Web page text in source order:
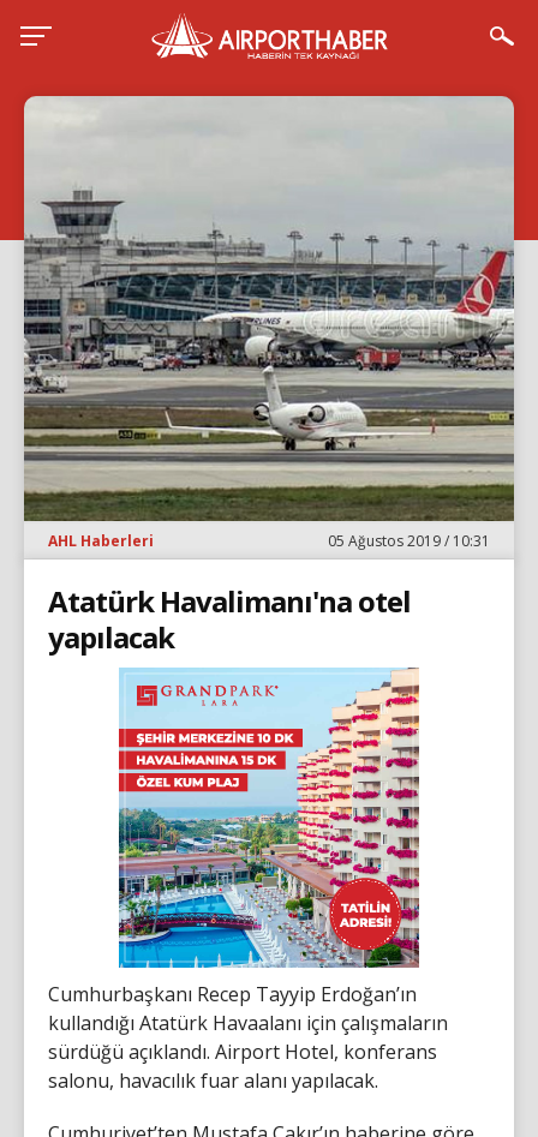
AHL Haberleri 05 Ağustos 2019 / 10:31
Atatürk Havalimanı'na otel
yapılacak
Cumhurbaşkanı Recep Tayyip Erdoğan’ın
kullandığı Atatürk Havaalanı için çalışmaların
sürdüğü açıklandı. Airport Hotel, konferans
salonu, havacılık fuar alanı yapılacak.